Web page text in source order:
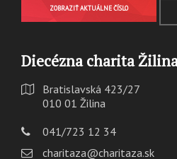
ZOBRAZIŤ AKTUÁLNE ČÍSLO
Diecézna charita
Bratislavská 423/27
010 01 Žilina
041/723 12 34
charitaza@charitaza.sk